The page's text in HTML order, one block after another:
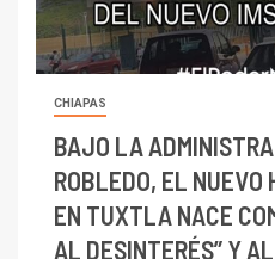
CHIAPAS
BAJO LA
ROBLEDO, EL NUEVO
EN TUXTLA NACE
AL DESINTERÉS” Y